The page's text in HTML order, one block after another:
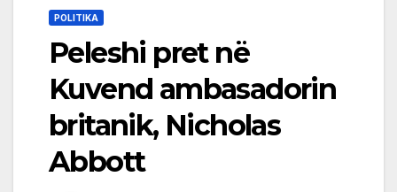
POLITIKA
Peleshi pret në
Kuvend ambasadorin
britanik, Nicholas
Abbott